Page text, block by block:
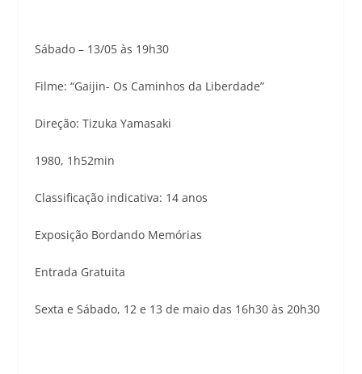
Sábado – 13/05 às 19h30
Filme: “Gaijin- Os Caminhos da Liberdade”
Direção: Tizuka Yamasaki
1980, 1h52min
Classificação indicativa: 14 anos
Exposição Bordando Memórias
Entrada Gratuita
Sexta e Sábado, 12 e 13 de maio das 16h30 às 20h30